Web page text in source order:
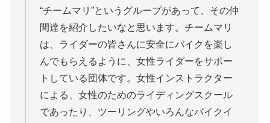
“チームマリ”というグループがあって、その仲
間達を紹介したいなと思います。チームマリ
は、ライダーの皆さんに安全にバイクを楽し
んでもらえるように、女性ライダーをサポー
トしている団体です。女性インストラクター
による、女性のためのライディングスクール
であったり、ツーリングやいろんなバイクイ